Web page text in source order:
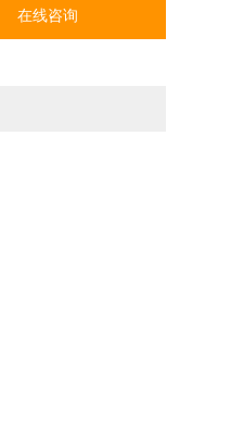
在线咨询